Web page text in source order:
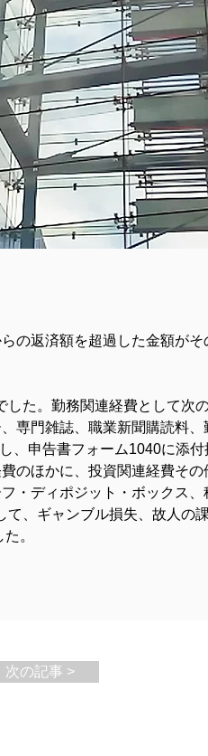
の返済額を超過した金額が
た。勤務関連経費として次
専門雑誌、職業新聞購読料
、申告書フォーム1040に添
のほかに、投資関連経費そ
・ディポジット・ボックス
、ギャンブル損失、故人の
。
次の記事 >